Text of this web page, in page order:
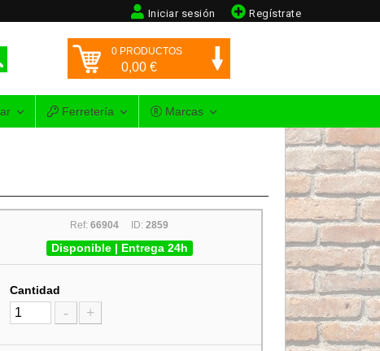
Regístrate
Iniciar sesión
0 PRODUCTOS
0,00 €
Ferretería Marcas
Ref:66904 ID:2859
Disponible | Entrega 24h
Cantidad
- +